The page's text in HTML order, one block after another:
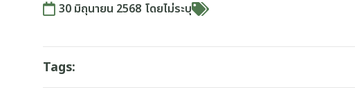
30 มิถุนายน 2568 โดยไม่ระบุ
Tags: